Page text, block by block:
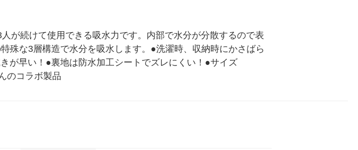
が続けて使用できる吸水力です。内部で水分が分散するので表
殊な3層構造で水分を吸水します。●洗濯時、収納時にかさばら
が早い！●裏地は防水加工シートでズレにくい！●サイズ
のコラボ製品